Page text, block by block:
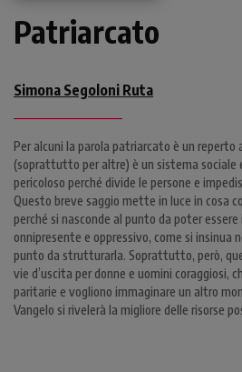
Patriarcato
Simona Segoloni Ruta
Per alcuni la parola patriarcato è un reperto
(soprattutto per altre) è un sistema sociale
pericoloso perché divide le persone e
Questo breve saggio mette in luce in cosa
perché si nasconde al punto da poter
onnipresente e oppressivo, come si insinua
punto da strutturarla. Soprattutto, però,
vie d’uscita per donne e uomini coraggiosi,
paritarie e vogliono immaginare un altro
Vangelo si rivelerà la migliore delle risorse